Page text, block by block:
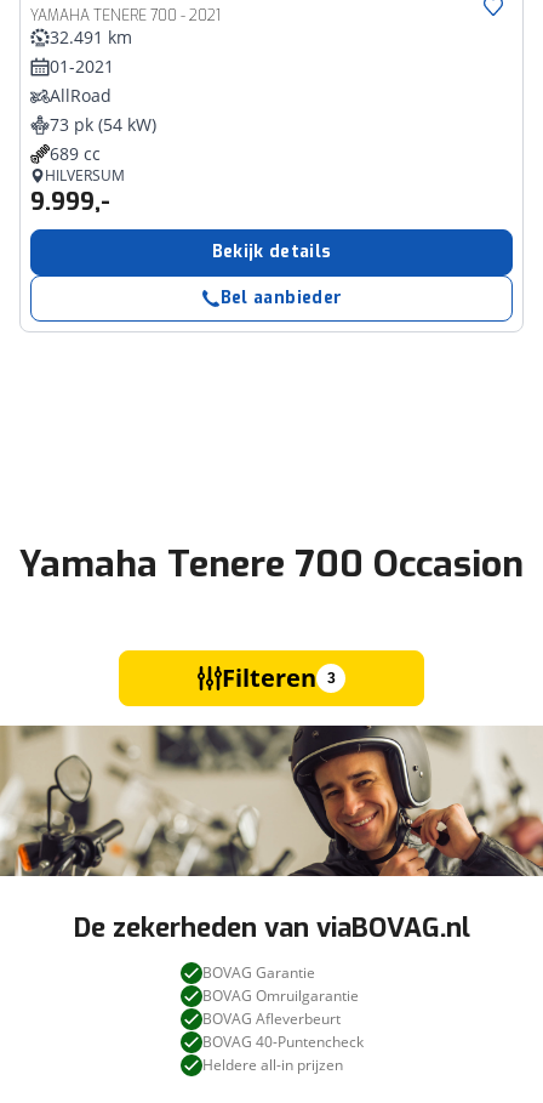
YAMAHA TENERE 700 - 2021
32.491 km
01-2021
AllRoad
73 pk (54 kW)
689 cc
HILVERSUM
9.999,-
Bekijk details
Bel aanbieder
Yamaha Tenere 700 Occasion
Filteren 3
De zekerheden van viaBOVAG.nl
BOVAG Garantie
BOVAG Omruilgarantie
BOVAG Afleverbeurt
BOVAG 40-Puntencheck
Heldere all-in prijzen